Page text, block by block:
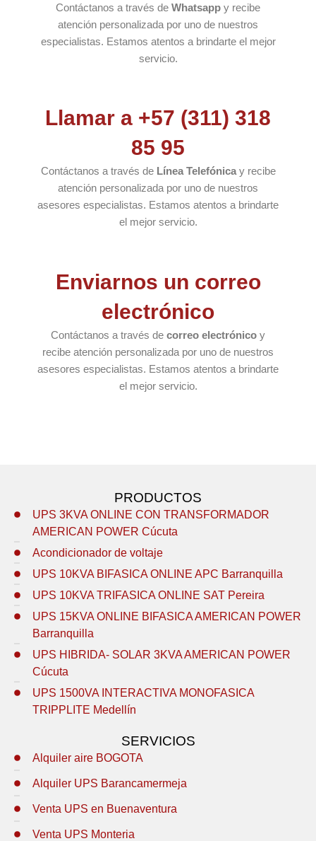
Contáctanos a través de Whatsapp y recibe
atención personalizada por uno de nuestros
especialistas. Estamos atentos a brindarte el mejor
servicio.
Llamar a +57 (311) 318
85 95
Contáctanos a través deLínea Telefónicay recibe
atención personalizada por uno de nuestros
asesores especialistas. Estamos atentos a brindarte
el mejor servicio.
Enviarnos un correo
electrónico
Contáctanos a través de correo electrónico y
recibe atención personalizada por uno de nuestros
asesores especialistas. Estamos atentos a brindarte
el mejor servicio.
PRODUCTOS
UPS 3KVA ONLINE CON TRANSFORMADOR
AMERICAN POWER Cúcuta
Acondicionador de voltaje
UPS 10KVA BIFASICA ONLINE APC Barranquilla
UPS 10KVA TRIFASICA ONLINE SAT Pereira
UPS 15KVA ONLINE BIFASICA AMERICAN POWER
Barranquilla
UPS HIBRIDA- SOLAR 3KVA AMERICAN POWER
Cúcuta
UPS 1500VA INTERACTIVA MONOFASICA
TRIPPLITE Medellín
SERVICIOS
Alquiler aire BOGOTA
Alquiler UPS Barancamermeja
Venta UPS en Buenaventura
Venta UPS Monteria